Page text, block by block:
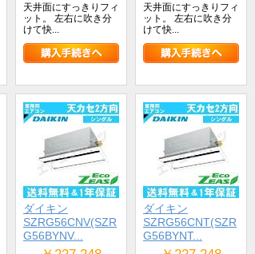
天井面にすっきりフィ
ット。 左右に吹き分
けて快...
天井面にすっきりフィ
ット。 左右に吹き分
けて快...
ダイキン
SZRG56CNV(SZR
G56BYNV...
ダイキン
SZRG56CNT(SZR
G56BYNT...